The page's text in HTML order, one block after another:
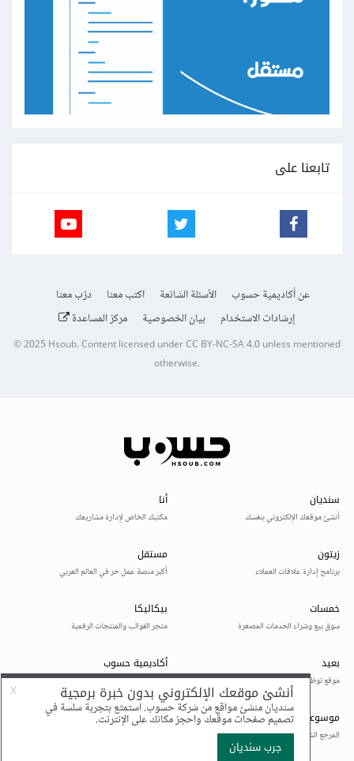
تابعنا على
عن أكاديمية حسوب الأسئلة الشائعة اكتب معنا
درّب معنا
إرشادات الاستخدام
بيان الخصوصية مركز المساعدة
© 2025Hsoub.Content licensed underCC BY-NC-SA 4.0unless mentioned
otherwise.